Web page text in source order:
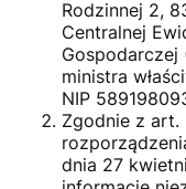
Rodzinnej 2,
Centralnej
Gospodarczej
ministra
NIP
Zgodnie z art.
dnia 27